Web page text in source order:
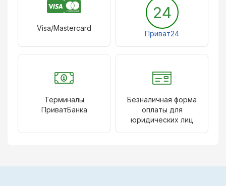
Visa/Mastercard
24
Приват24
Терминалы
ПриватБанка
Безналичная форма
оплаты для
юридических лиц